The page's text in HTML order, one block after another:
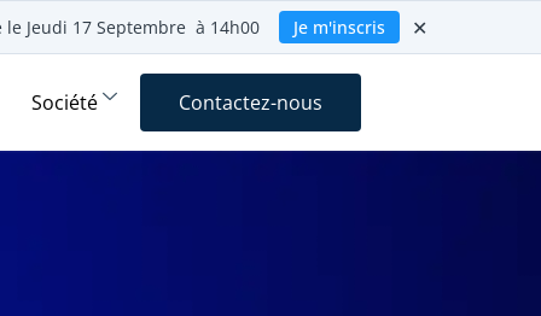
Jeudi 17 Septembre à 14h00 Je m'inscris ✕
Société Contactez-nous